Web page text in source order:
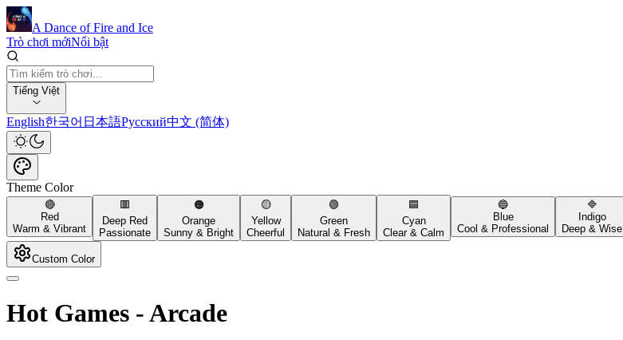
A Dance of Fire and Ice
Trò chơi mớiNổi bật
Tiếng Việt
English한국어 日本語Русский中文 (简体)
Theme Color
🔴
Red
Warm & Vibrant
🟥
Deep Red
Passionate
🟠
Orange
Sunny & Bright
🟡
Yellow
Cheerful
🟢
Green
Natural & Fresh
🟦
Cyan
Clear & Calm
🔵
Blue
Cool & Professional
🔷
Indigo
Deep & Wise
Custom Color
Hot Games -Arcade